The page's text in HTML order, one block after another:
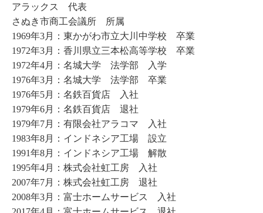
アラックス 代表
さぬき市商工会議所 所属
1969年3月：東かがわ市立大川中学校 卒業
1972年3月：香川県立三本松高等学校 卒業
1972年4月：名城大学 法学部 入学
1976年3月：名城大学 法学部 卒業
1976年5月：名鉄百貨店 入社
1979年6月：名鉄百貨店 退社
1979年7月：有限会社アラコマ 入社
1983年8月：インドネシア工場 設立
1991年8月：インドネシア工場 解散
1995年4月：株式会社虹工房 入社
2007年7月：株式会社虹工房 退社
2008年3月：富士ホームサービス 入社